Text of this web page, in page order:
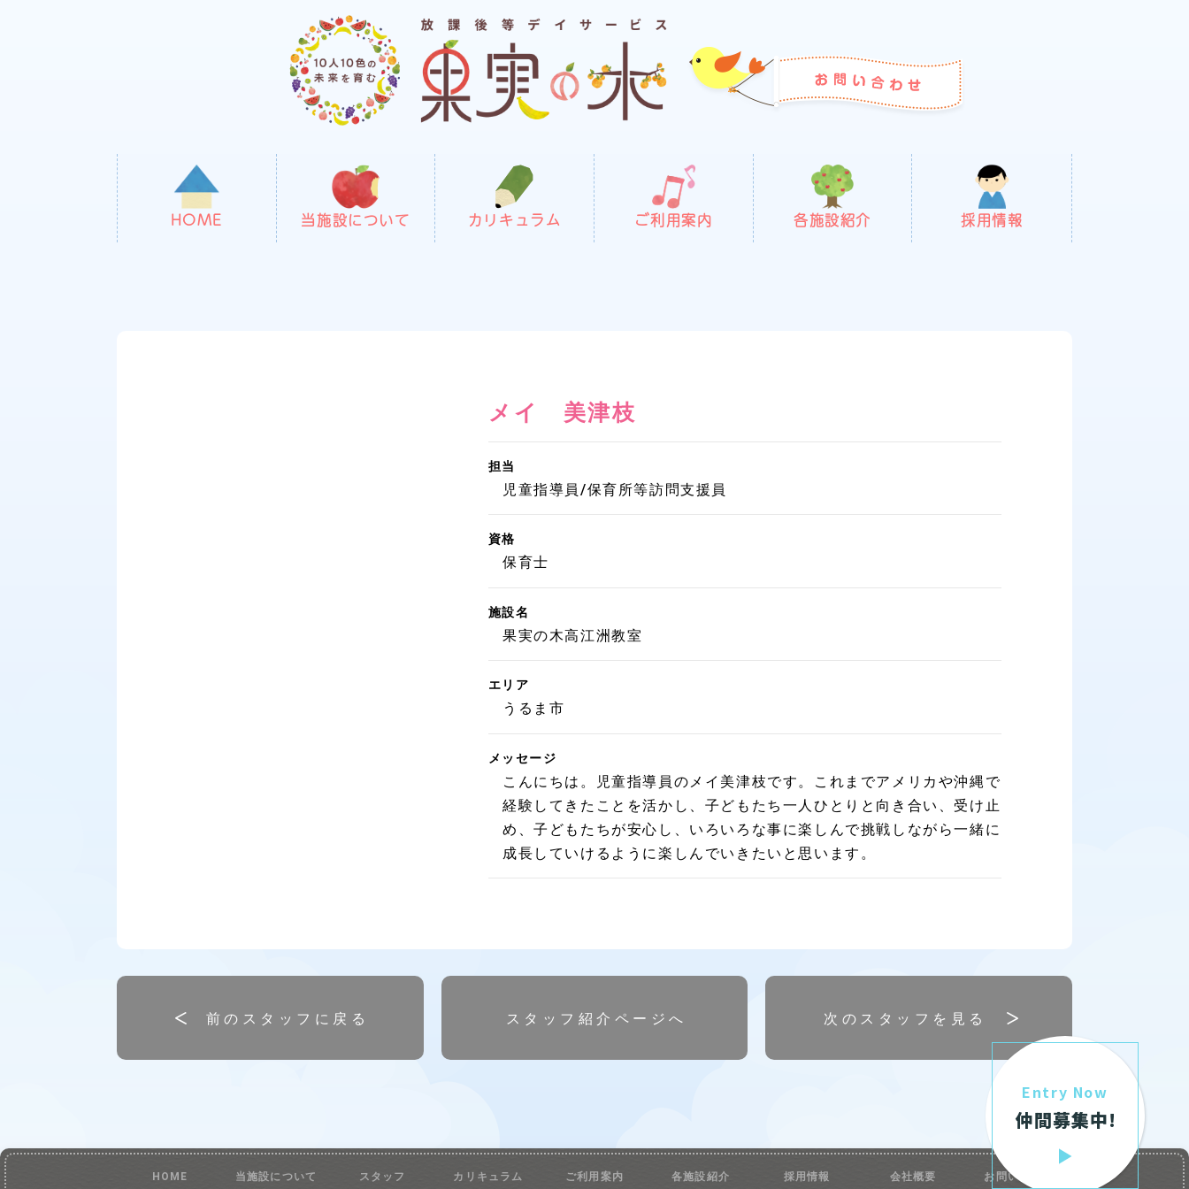
HOME 当施設について カリキュラム ご利用案内 各施設紹介 採用情報
メイ 美津枝
担当
児童指導員/保育所等訪問支援員
資格
保育士
施設名
果実の木高江洲教室
エリア
うるま市
メッセージ
こんにちは。児童指導員のメイ美津枝です。これまでアメリカや沖縄で
経験してきたことを活かし、子どもたち一人ひとりと向き合い、受け止
め、子どもたちが安心し、いろいろな事に楽しんで挑戦しながら一緒に
成長していけるように楽しんでいきたいと思います。
前のスタッフに戻る スタッフ紹介ページへ 次のスタッフを見る
Entry Now
仲間募集中!
HOME 当施設について スタッフ カリキュラム ご利用案内 各施設紹介 採用情報 会社概要 お問い合わせ